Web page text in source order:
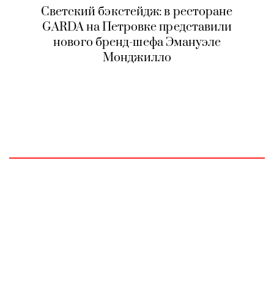
Светский бэкстейдж: в ресторане
GARDA на Петровке представили
нового бренд-шефа Эмануэле
Монджилло